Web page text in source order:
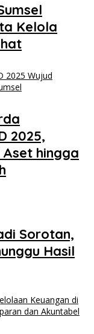
Kelola
2025,
hingga
Sorotan,
Hasil